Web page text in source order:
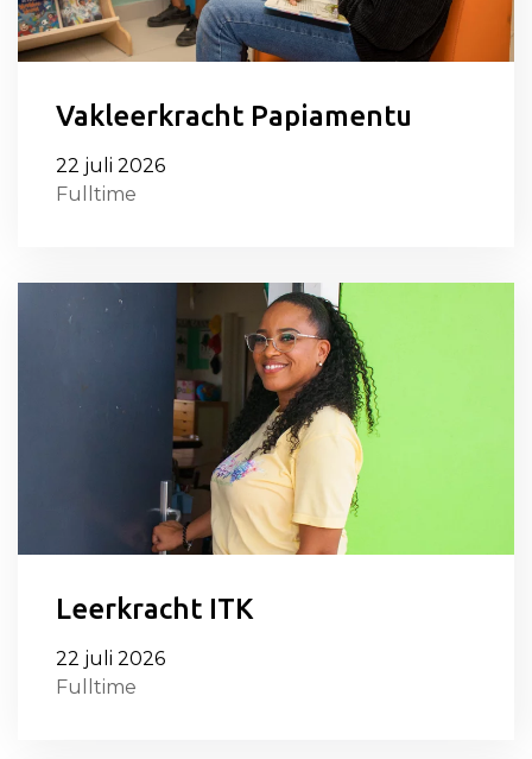
Vakleerkracht Papiamentu
22 juli 2026
Fulltime
Leerkracht ITK
22 juli 2026
Fulltime